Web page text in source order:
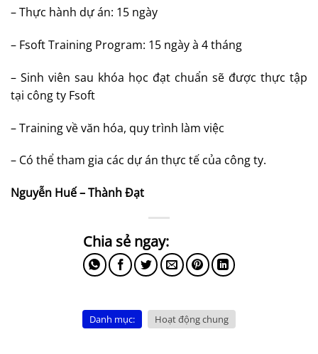
– Thực hành dự án: 15 ngày
– Fsoft Training Program: 15 ngày à 4 tháng
– Sinh viên sau khóa học đạt chuẩn sẽ được thực tập
tại công ty Fsoft
–Training về văn hóa, quy trình làm việc
– Có thể tham gia các dự án thực tế của công ty.
Nguyễn Huế – Thành Đạt
Danh mục: Hoạt động chung